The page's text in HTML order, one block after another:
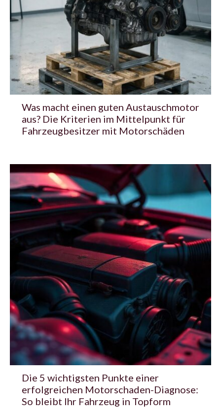
Was macht einen guten Austauschmotor
aus? Die Kriterien im Mittelpunkt für
Fahrzeugbesitzer mit Motorschäden
Die 5 wichtigsten Punkte einer
erfolgreichen Motorschaden-Diagnose:
So bleibt Ihr Fahrzeug in Topform